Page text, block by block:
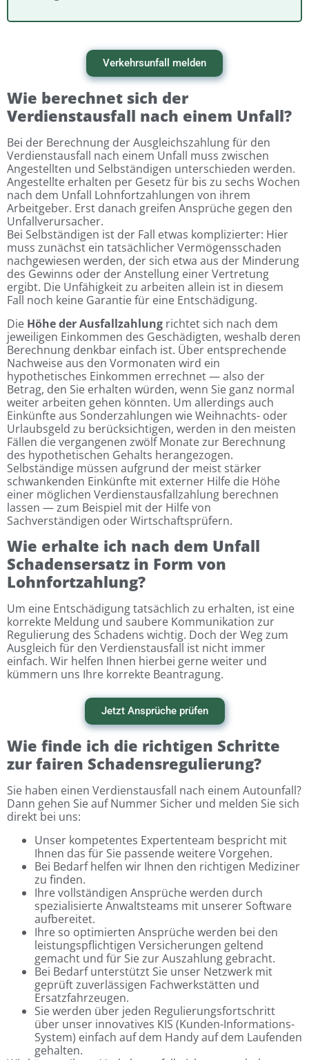
Verkehrsunfall melden
Wie berechnet sich der
Verdienstausfall nach einem Unfall?
Bei der Berechnung der Ausgleichszahlung für den
Verdienstausfall nach einem Unfall muss zwischen
Angestellten und Selbständigen unterschieden werden.
Angestellte erhalten per Gesetz für bis zu sechs Wochen
nach dem Unfall Lohnfortzahlungen von ihrem
Arbeitgeber. Erst danach greifen Ansprüche gegen den
Unfallverursacher.
Bei Selbständigen ist der Fall etwas komplizierter: Hier
muss zunächst ein tatsächlicher Vermögensschaden
nachgewiesen werden, der sich etwa aus der Minderung
des Gewinns oder der Anstellung einer Vertretung
ergibt. Die Unfähigkeit zu arbeiten allein ist in diesem
Fall noch keine Garantie für eine Entschädigung.
Die Höhe der Ausfallzahlung richtet sich nach dem
jeweiligen Einkommen des Geschädigten, weshalb deren
Berechnung denkbar einfach ist. Über entsprechende
Nachweise aus den Vormonaten wird ein
hypothetisches Einkommen errechnet — also der
Betrag, den Sie erhalten würden, wenn Sie ganz normal
weiter arbeiten gehen könnten. Um allerdings auch
Einkünfte aus Sonderzahlungen wie Weihnachts- oder
Urlaubsgeld zu berücksichtigen, werden in den meisten
Fällen die vergangenen zwölf Monate zur Berechnung
des hypothetischen Gehalts herangezogen.
Selbständige müssen aufgrund der meist stärker
schwankenden Einkünfte mit externer Hilfe die Höhe
einer möglichen Verdienstausfallzahlung berechnen
lassen — zum Beispiel mit der Hilfe von
Sachverständigen oder Wirtschaftsprüfern.
Wie erhalte ich nach dem Unfall
Schadensersatz in Form von
Lohnfortzahlung?
Um eine Entschädigung tatsächlich zu erhalten, ist eine
korrekte Meldung und saubere Kommunikation zur
Regulierung des Schadens wichtig. Doch der Weg zum
Ausgleich für den Verdienstausfall ist nicht immer
einfach. Wir helfen Ihnen hierbei gerne weiter und
kümmern uns Ihre korrekte Beantragung.
Jetzt Ansprüche prüfen
Wie finde ich die richtigen Schritte
zur fairen Schadensregulierung?
Sie haben einen Verdienstausfall nach einem Autounfall?
Dann gehen Sie auf Nummer Sicher und melden Sie sich
direkt bei uns:
Unser kompetentes Expertenteam bespricht mit
Ihnen das für Sie passende weitere Vorgehen.
Bei Bedarf helfen wir Ihnen den richtigen Mediziner
zu finden.
Ihre vollständigen Ansprüche werden durch
spezialisierte Anwaltsteams mit unserer Software
aufbereitet.
Ihre so optimierten Ansprüche werden bei den
leistungspflichtigen Versicherungen geltend
gemacht und für Sie zur Auszahlung gebracht.
Bei Bedarf unterstützt Sie unser Netzwerk mit
geprüft zuverlässigen Fachwerkstätten und
Ersatzfahrzeugen.
Sie werden über jeden Regulierungsfortschritt
über unser innovatives KIS (Kunden-Informations-
System) einfach auf dem Handy auf dem Laufenden
gehalten.